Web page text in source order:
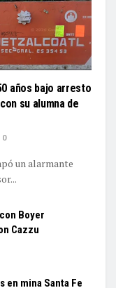
años bajo arresto
su alumna de
0
un alarmante
Boyer
Cazzu
en mina Santa Fe